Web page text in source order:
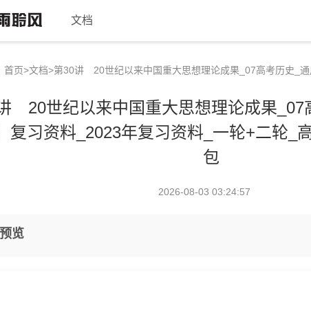
文档
首页>文档>第30讲 20世纪以来中国重大思想理论成果_07高考历史_
20世纪以来中国重大思想理论成果_07
复习资料_2023年复习资料_一轮+二轮_
包
2026-08-03 03:24:57
览